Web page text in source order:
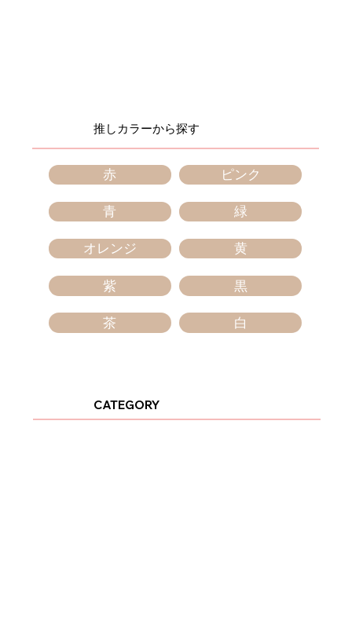
推しカラーから​探す
赤 ピンク
青 緑
オレンジ 黄
紫 黒
茶 白
CATEGORY